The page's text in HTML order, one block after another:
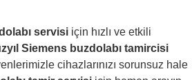
servisi için hızlı ve etkili
Siemens buzdolabı tamircisi
cihazlarınızı sorunsuz hale